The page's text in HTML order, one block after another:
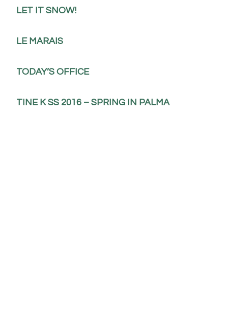
LET IT SNOW!
LE MARAIS
TODAY’S OFFICE
TINE K SS 2016 – SPRING IN PALMA